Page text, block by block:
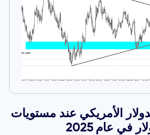
الأمريكي عند مستويات
في عام 2025